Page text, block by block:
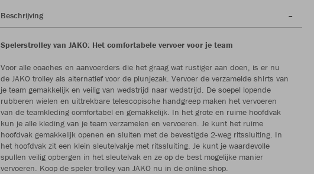
Beschrijving
Spelerstrolley van JAKO: Het comfortabele vervoer voor je team
Voor alle coaches en aanvoerders die het graag wat rustiger aan doen, is er nu
de JAKO trolley als alternatief voor de plunjezak. Vervoer de verzamelde shirts van
je team gemakkelijk en veilig van wedstrijd naar wedstrijd. De soepel lopende
rubberen wielen en uittrekbare telescopische handgreep maken het vervoeren
van de teamkleding comfortabel en gemakkelijk. In het grote en ruime hoofdvak
kun je alle kleding van je team verzamelen en vervoeren. Je kunt het ruime
hoofdvak gemakkelijk openen en sluiten met de bevestigde 2-weg ritssluiting. In
het hoofdvak zit een klein sleutelvakje met ritssluiting. Je kunt je waardevolle
spullen veilig opbergen in het sleutelvak en ze op de best mogelijke manier
vervoeren. Koop de speler trolley van JAKO nu in de online shop.